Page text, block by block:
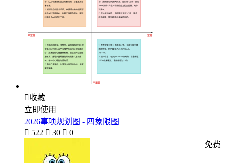
收藏
立即使用
2026事项规划图 - 四象限图
 522  30  0
免费